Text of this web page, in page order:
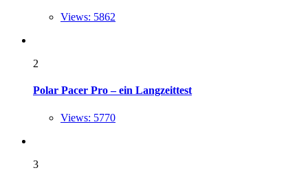
Views: 5862
2
Polar Pacer Pro – ein Langzeittest
Views: 5770
3